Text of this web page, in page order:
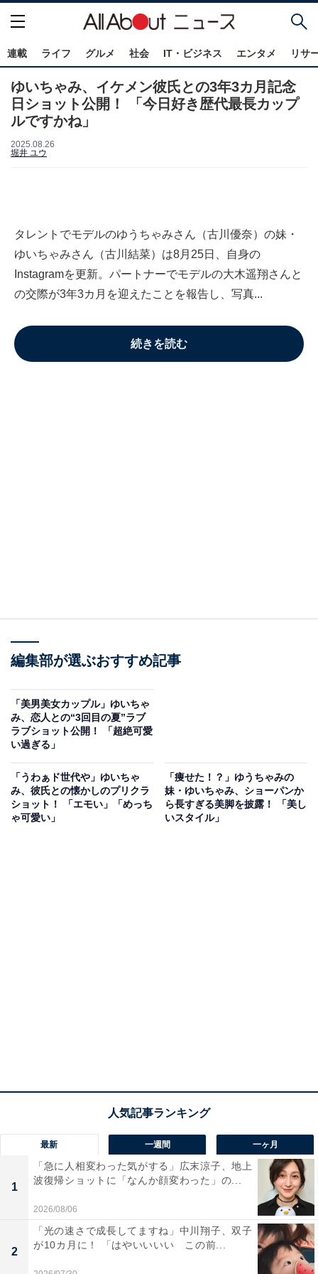
連載 ライフ グルメ 社会 IT・ビジネス エンタメ リサ
ゆいちゃみ、イケメン彼氏との3年3カ月記念
日ショット公開！ 「今日好き歴代最長カップ
ルですかね」
2025.08.26
堀井 ユウ
タレントでモデルのゆうちゃみさん（古川優奈）の妹・
ゆいちゃみさん（古川結菜）は8月25日、自身の
Instagramを更新。パートナーでモデルの大木遥翔さんと
の交際が3年3カ月を迎えたことを報告し、写真...
続きを読む
編集部が選ぶおすすめ記事
「美男美女カップル」ゆいちゃ
み、恋人との“3回目の夏”ラブ
ラブショット公開！ 「超絶可愛
い過ぎる」
「うわぁド世代や」ゆいちゃ
み、彼氏との懐かしのプリクラ
ショット！ 「エモい」「めっち
ゃ可愛い」
「痩せた！？」ゆうちゃみの
妹・ゆいちゃみ、ショーパンか
ら長すぎる美脚を披露！ 「美し
いスタイル」
最新 一週間 一ヶ月
1
「急に人相変わった気がする」広末涼子、地上
波復帰ショットに「なんか顔変わった」の...
2026/08/06
2
「光の速さで成長してますね」中川翔子、双子
が10カ月に！ 「はやいいいい この前...